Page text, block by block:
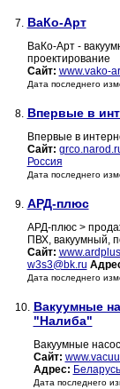
7. ВаКо-Арт
ВаКо-Арт -
проектирование
Сайт: www.vako-
Дата последнего
8. Впервые в
Впервые в
Сайт:
Россия
Дата последнего
9. АРД-плюс
АРД-плюс >
ПВХ, вакуумный,
Сайт:
w3s3@bk.ru
Дата последнего
10. Вакуумные
"Налиба"
Вакуумные
Сайт:
Адрес: Беларусь
Дата последнего